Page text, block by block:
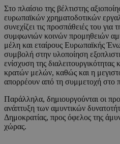
Στο πλαίσιο της βέλτιστης
ευρωπαϊκών χρηματοδοτικών
συνεχίζει τις προσπάθειές του
συμφωνιών κοινών προμηθειών
μέλη και εταίρους Ευρωπαϊκής
συμβολή στην υλοποίηση
ενίσχυση της
κρατών μελών, καθώς και η
απορρέουν από τη συμμετοχή στο
Παράλληλα, δημιουργούνται οι
ανάπτυξη των αμυντικών
Δημοκρατίας, προς όφελος της
χώρας.